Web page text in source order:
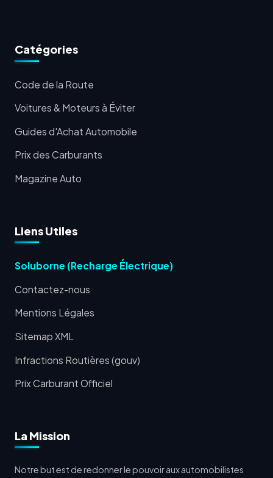
Catégories
Code de la Route
Voitures & Moteurs à Éviter
Guides d'Achat Automobile
Prix des Carburants
Magazine Auto
Liens Utiles
Soluborne (Recharge Électrique)
Contactez-nous
Mentions Légales
Sitemap XML
Infractions Routières (gouv)
Prix Carburant Officiel
La Mission
Notre but est de redonner le pouvoir aux automobilistes